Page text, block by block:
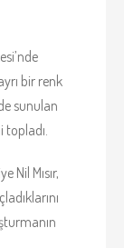
bir renk
sunulan
topladı.
Nil Mısır,